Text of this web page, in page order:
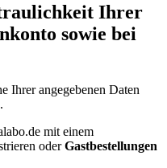
Ihrer
sowie bei
Ihrer angegebenen Daten
mit einem
oderGastbestellungen